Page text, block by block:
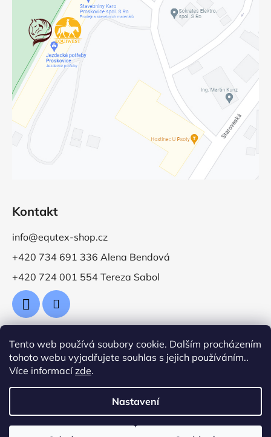
Tento web používá soubory cookie. Dalším procházením
tohoto webu vyjadřujete souhlas s jejich používáním..
Více informacízde.
Nastavení
Kontakt
info@equtex-shop.cz
+420 734 691 336 Alena Bendová
+420 724 001 554 Tereza Sabol
Přijímáme online platby
Vytvořil Shoptet